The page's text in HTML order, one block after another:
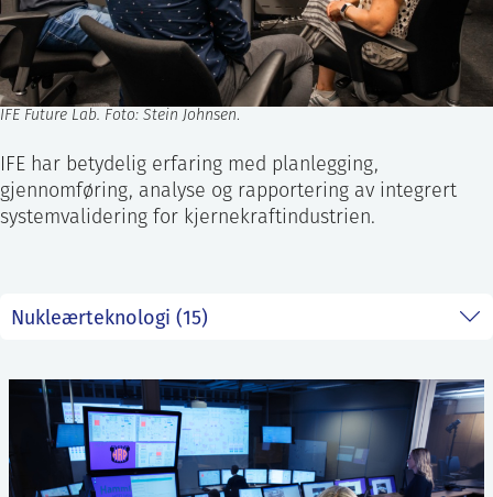
IFE Future Lab. Foto: Stein Johnsen.
IFE har betydelig erfaring med planlegging,
gjennomføring, analyse og rapportering av integrert
systemvalidering for kjernekraftindustrien.